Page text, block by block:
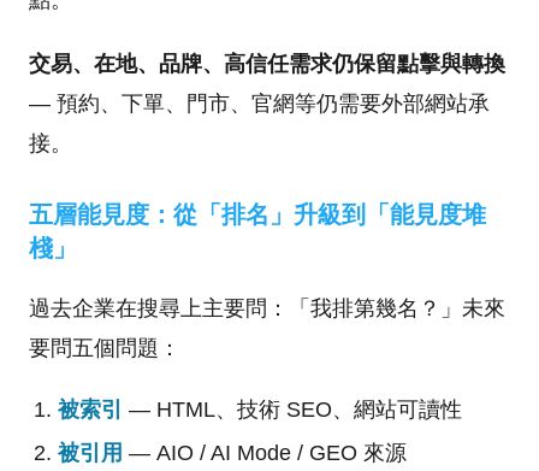
交易、在地、品牌、高信任需求仍保留點擊與轉換
— 預約、下單、門市、官網等仍需要外部網站承
接。
五層能見度：從「排名」升級到「能見度堆
棧」
過去企業在搜尋上主要問：「我排第幾名？」未來
要問五個問題：
被索引
— HTML、技術 SEO、網站可讀性
被引用 — AIO / AI Mode / GEO 來源